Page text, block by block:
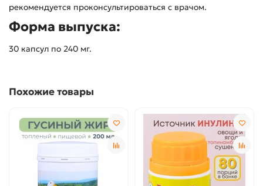
рекомендуется проконсультироваться с врачом.
Форма выпуска:
30 капсул по 240 мг.
Похожие товары